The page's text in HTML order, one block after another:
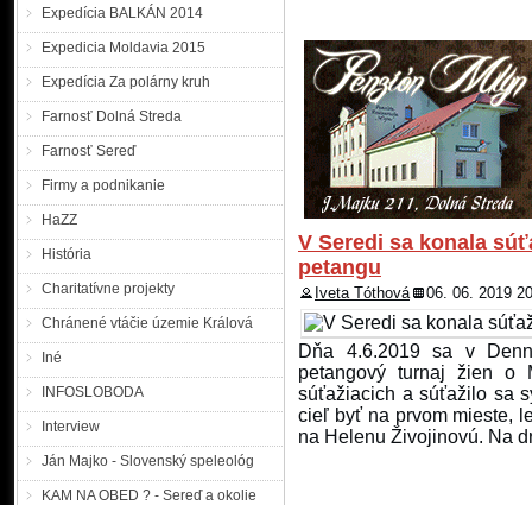
Expedícia BALKÁN 2014
Expedicia Moldavia 2015
Expedícia Za polárny kruh
Farnosť Dolná Streda
Farnosť Sereď
Firmy a podnikanie
HaZZ
História
Charitatívne projekty
Chránené vtáčie územie Králová
Iné
INFOSLOBODA
Interview
Ján Majko - Slovenský speleológ
KAM NA OBED ? - Sereď a okolie
Pátranie po hľadanej
o pomoc pri pátraní po
Balážikovi z Piešťan.
muža do výkonu trestu.
území Slovenskej
k oblečeniu nie sú polícii
Polícia povoľuje
Prezídium PZ SR |MM|
utorok 30. októbra a
pre všetky nákladné
premávke. Výnimka
diaľniciach, rýchlostných
medzinárodnú premávku, ...
V Seredi sa konala
petangu
Iveta Tóthová 06. 06. 2019
Dňa 4.6.2019 sa v
petangový turnaj žien o
súťažiacich a súťažilo sa
cieľ byť na prvom mieste,
na Helenu Živojinovú. Na